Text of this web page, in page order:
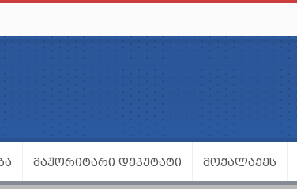
ᲛᲐᲟᲝᲠᲘᲢᲐᲠᲘ ᲓᲔᲞᲣᲢᲐᲢᲘ ᲛᲝᲥᲐᲚᲐᲥᲔᲡ